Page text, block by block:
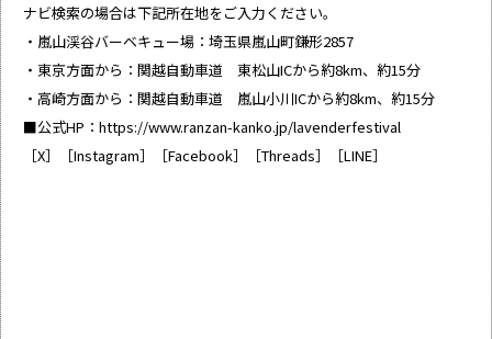
ナビ検索の場合は下記所在地をご入力ください。
・嵐山渓谷バーベキュー場：埼玉県嵐山町鎌形2857
・東京方面から：関越自動車道 東松山ICから約8km、約15分
・高崎方面から：関越自動車道 嵐山小川ICから約8km、約15分
■公式HP： https://www.ranzan-kanko.jp/lavenderfestival
［X］［Instagram］［Facebook］［Threads］［LINE］